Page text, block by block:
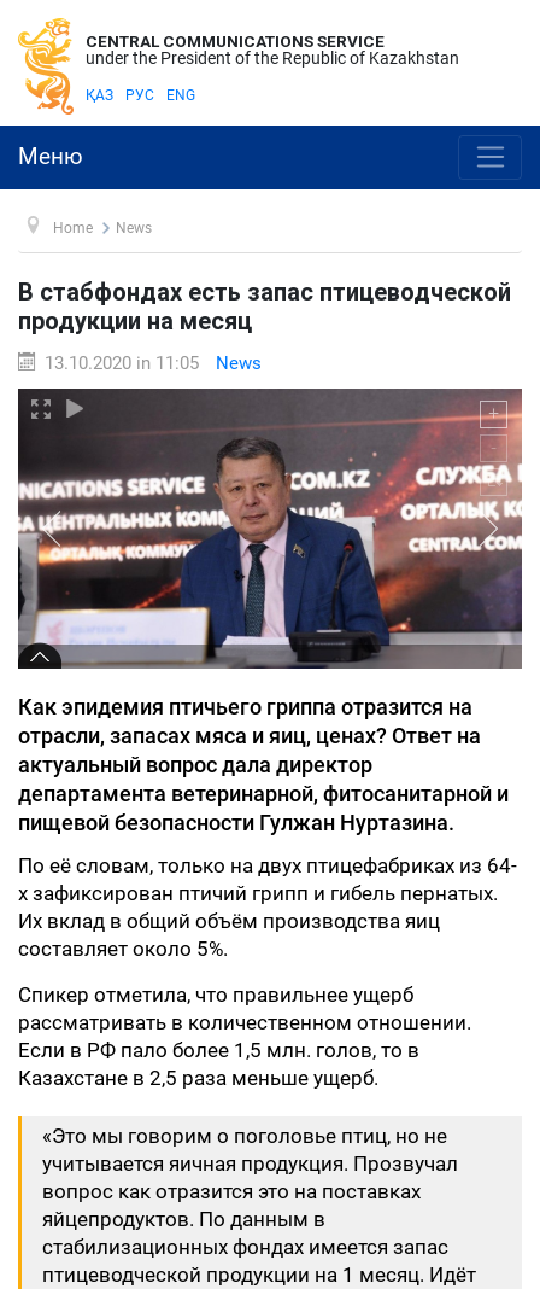
CENTRAL COMMUNICATIONS SERVICE
under the President of the Republic of Kazakhstan
ҚАЗ РУС ENG
Меню
Home News
В стабфондах есть запас птицеводческой
продукции на месяц
13.10.2020 in 11:05 News
Как эпидемия птичьего гриппа отразится на
отрасли, запасах мяса и яиц, ценах? Ответ на
актуальный вопрос дала директор
департамента ветеринарной, фитосанитарной и
пищевой безопасности Гулжан Нуртазина.
По её словам, только на двух птицефабриках из 64-
х зафиксирован птичий грипп и гибель пернатых.
Их вклад в общий объём производства яиц
составляет около 5%.
Спикер отметила, что правильнее ущерб
рассматривать в количественном отношении.
Если в РФ пало более 1,5 млн. голов, то в
Казахстане в 2,5 раза меньше ущерб.
«Это мы говорим о поголовье птиц, но не
учитывается яичная продукция. Прозвучал
вопрос как отразится это на поставках
яйцепродуктов. По данным в
стабилизационных фондах имеется запас
птицеводческой продукции на 1 месяц. Идёт